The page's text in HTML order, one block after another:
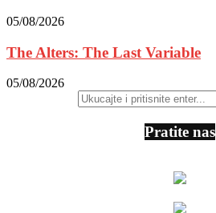
05/08/2026
The Alters: The Last Variable
05/08/2026
Pratite nas